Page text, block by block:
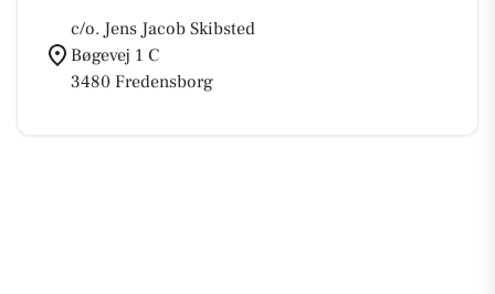
c/o. Jens Jacob Skibsted
Bøgevej 1 C
3480 Fredensborg